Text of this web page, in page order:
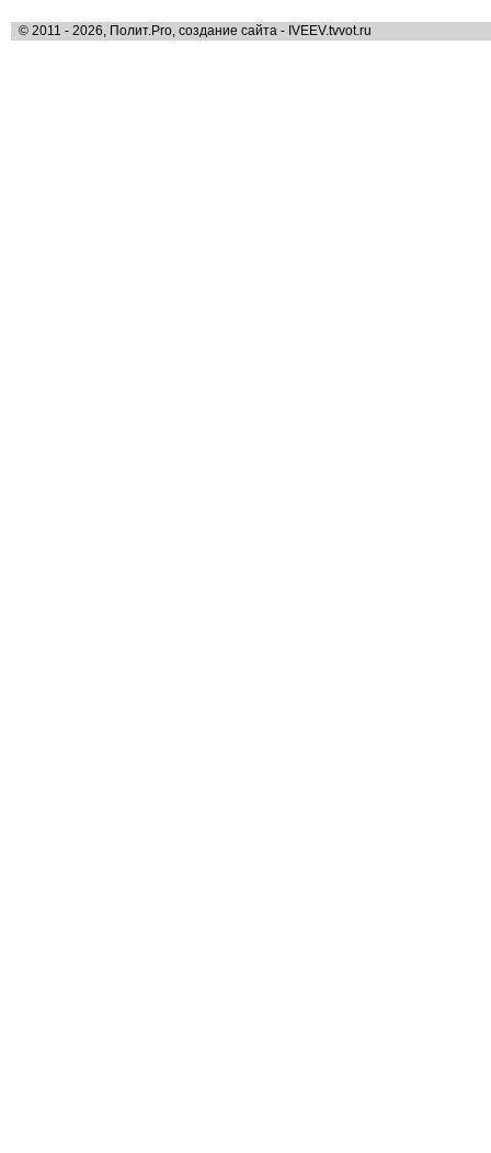
© 2011 - 2026, Полит.Pro, создание сайта - IVEEV.tvvot.ru